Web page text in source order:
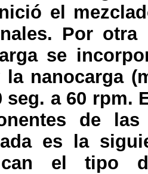
el
Por
se
la nanocarga
seg. a 60 rpm.
de
es la
el tipo